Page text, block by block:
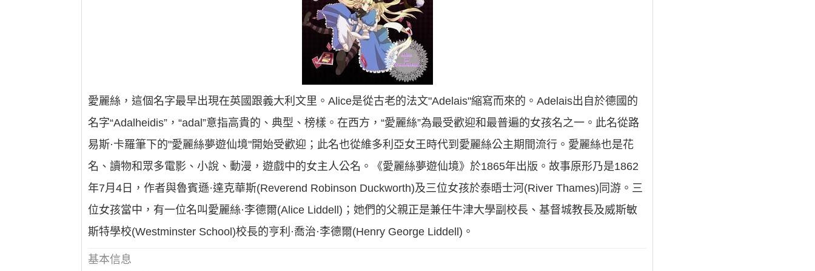
愛麗絲，這個名字最早出現在英國跟義大利文里。Alice是從古老的法文"Adelais"縮寫而來的。Adelais出自於德國的
名字“Adalheidis”，“adal”意指高貴的、典型、榜樣。在西方，“愛麗絲”為最受歡迎和最普遍的女孩名之一。此名從路
易斯·卡羅筆下的"愛麗絲夢遊仙境"開始受歡迎；此名也從維多利亞女王時代到愛麗絲公主期間流行。愛麗絲也是花
名、讀物和眾多電影、小說、動漫，遊戲中的女主人公名。《愛麗絲夢遊仙境》於1865年出版。故事原形乃是1862
年7月4日，作者與魯賓遜·達克華斯(Reverend Robinson Duckworth)及三位女孩於泰晤士河(River Thames)同游。三
位女孩當中，有一位名叫愛麗絲·李德爾(Alice Liddell)；她們的父親正是兼任牛津大學副校長、基督城教長及威斯敏
斯特學校(Westminster School)校長的亨利·喬治·李德爾(Henry George Liddell)。
基本信息